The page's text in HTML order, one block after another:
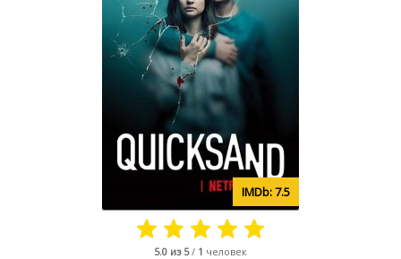
7.5
5.0 из 5/ 1 человек